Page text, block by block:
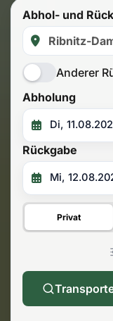
Abhol- und
Anderer
Abholung
Rückgabe
Privat